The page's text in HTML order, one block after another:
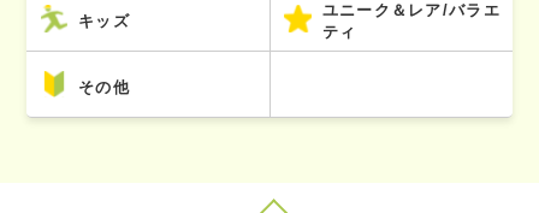
キッズ
ユニーク＆レア/バラエ
ティ
その他